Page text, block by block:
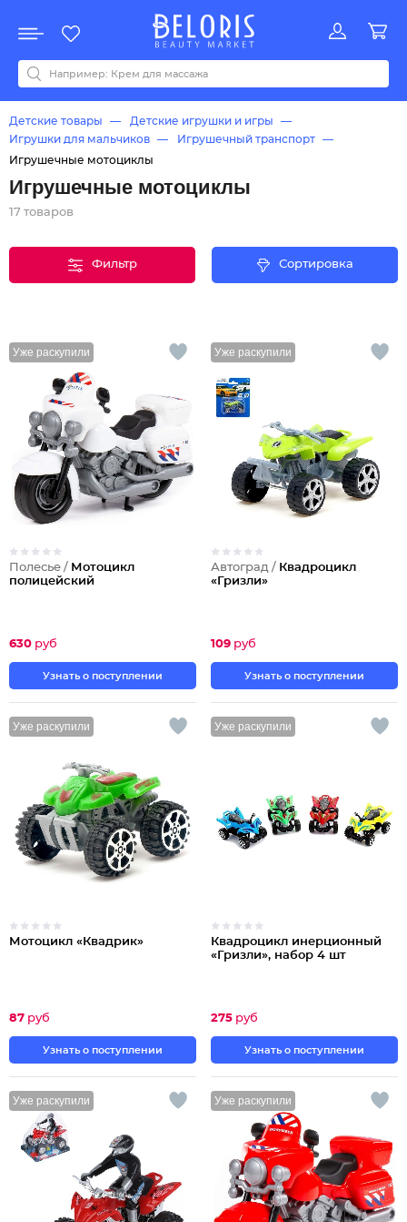
Акции
Все бренды
0-9ABCDEFGHIJKLMNOPQRSTUVWYZАБВДЗИМОКЛНПРСТУФ
Детские товары
Детские игрушки и игры
Игрушки для мальчиков
Игрушечный транспорт
Игрушечные мотоциклы
Игрушечные мотоциклы
17 товаров
Фильтр Сортировка
Уже раскупили
Полесье / Мотоцикл
полицейский
630 руб
Узнать о поступлении
Уже раскупили
Автоград / Квадроцикл
«Гризли»
109 руб
Узнать о поступлении
Уже раскупили
Мотоцикл «Квадрик»
87 руб
Узнать о поступлении
Уже раскупили
Квадроцикл инерционный
«Гризли», набор 4 шт
275 руб
Узнать о поступлении
Уже раскупили Уже раскупили